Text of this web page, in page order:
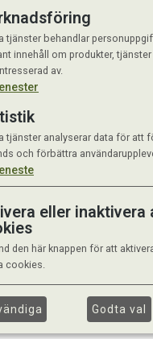
tjänster behandlar
innehåll om produkter,
av.
tjänster analyserar data för att
och förbättra
eller inaktivera
den här knappen för att
cookies.
Godta val